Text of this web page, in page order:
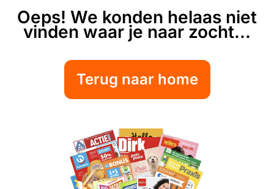
Oeps! We konden helaas niet
vinden waar je naar zocht...
Terug naar home